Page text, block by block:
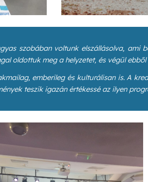
szobában voltunk elszállásolva,
oldottuk meg a helyzetet, és végül
emberileg és kulturálisan is. A
teszik igazán értékessé az ilyen